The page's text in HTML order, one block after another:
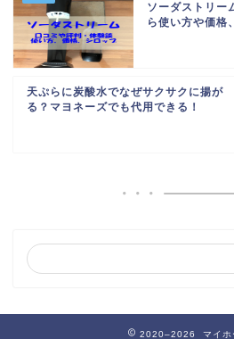
ソーダストリー
ら使い方や価格
天ぷらに炭酸水でなぜサクサクに揚が
る？マヨネーズでも代用できる！
2020–2026 マイホ